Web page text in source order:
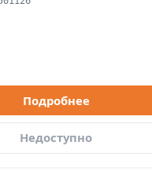
Подробнее
Недоступно